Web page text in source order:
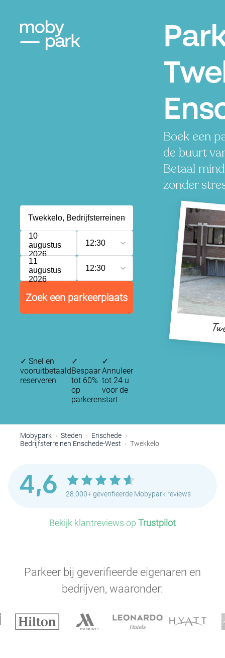
Boek een
de buurt
Betaal
zonder
10
augustus
2026
12:30
11
augustus
2026
12:30
Zoek een parkeerplaats
✓ Snel en
vooruitbetaald
reserveren
✓
Bespaar
tot 60%
op
parkeren
✓
Annuleer
tot 24 u
voor de
start
Mobypark Steden
Enschede
Bedrijfsterreinen Enschede-West
Twekkelo
4,6 28.000+ geverifieerde Mobypark reviews
Bekijk klantreviews op Trustpilot
Parkeer bij geverifieerde eigenaren en
bedrijven, waaronder: